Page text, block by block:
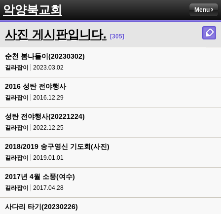
악양북교회 Menu
사진 게시판입니다. [305]
순천 봄나들이(20230302)
길라잡이 2023.03.02
2016 성탄 전야행사
길라잡이 2016.12.29
성탄 전야행사(20221224)
길라잡이 2022.12.25
2018/2019 송구영신 기도회(사진)
길라잡이 2019.01.01
2017년 4월 소풍(여수)
길라잡이 2017.04.28
사다리 타기(20230226)